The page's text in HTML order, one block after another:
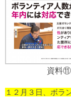
資料⑪
１２月３日、ボラ